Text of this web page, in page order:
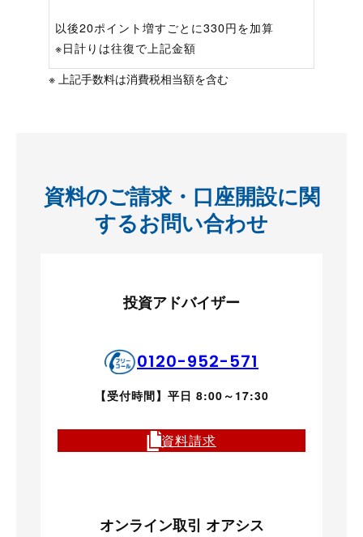
以後20ポイント増すごとに330円を加算
※日計りは往復で上記金額
※ 上記手数料は消費税相当額を含む
資料のご請求・口座開設に関
するお問い合わせ
投資アドバイザー
0120-952-571
【受付時間】平日 8:00～17:30
資料請求
オンライン取引 オアシス